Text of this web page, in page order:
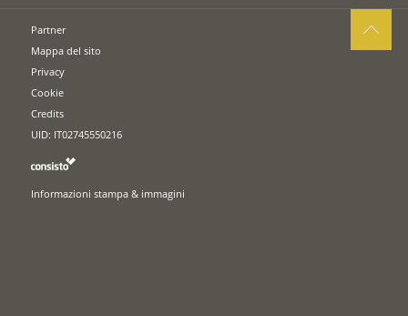
Partner
Mappa del sito
Privacy
Cookie
Credits
UID: IT02745550216
Informazioni stampa & immagini